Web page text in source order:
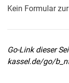
Kein Formular
Go-Link dieser
kassel.de/go/